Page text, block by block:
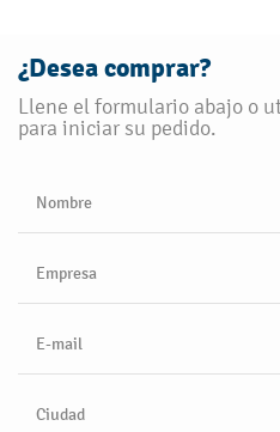
¿Desea comprar?
Llene el formulario abajo o
para iniciar su pedido.
Nombre
Empresa
E-mail
Ciudad